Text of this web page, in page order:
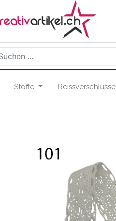
Stoffe Reissverschlüsse